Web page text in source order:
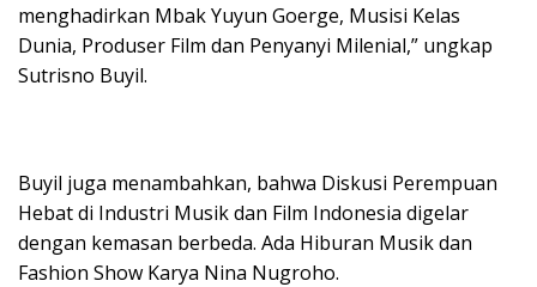
menghadirkan Mbak Yuyun Goerge, Musisi Kelas
Dunia, Produser Film dan Penyanyi Milenial,” ungkap
Sutrisno Buyil.
Buyil juga menambahkan, bahwa Diskusi Perempuan
Hebat di Industri Musik dan Film Indonesia digelar
dengan kemasan berbeda. Ada Hiburan Musik dan
Fashion Show Karya Nina Nugroho.